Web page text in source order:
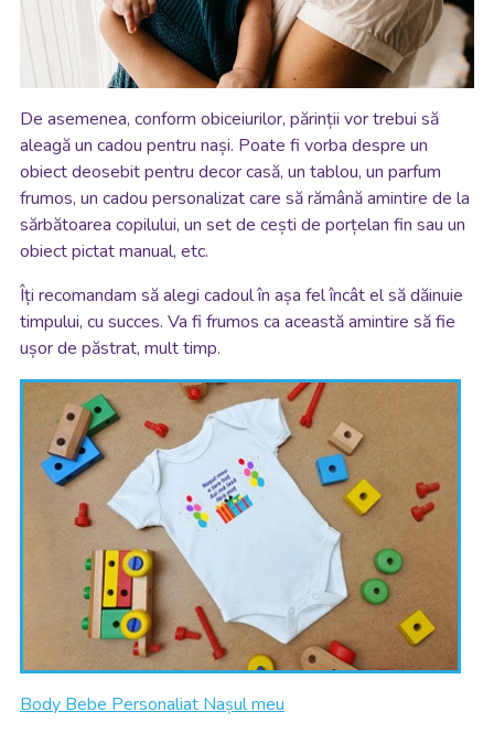
De asemenea, conform obiceiurilor, părinții vor trebui să
aleagă un cadou pentru nași. Poate fi vorba despre un
obiect deosebit pentru decor casă, un tablou, un parfum
frumos, un cadou personalizat care să rămână amintire de la
sărbătoarea copilului, un set de cești de porțelan fin sau un
obiect pictat manual, etc.
Îți recomandam să alegi cadoul în așa fel încât el să dăinuie
timpului, cu succes. Va fi frumos ca această amintire să fie
ușor de păstrat, mult timp.
Body Bebe Personaliat Nașul meu